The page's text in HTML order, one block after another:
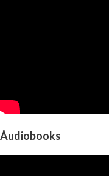
Áudiobooks